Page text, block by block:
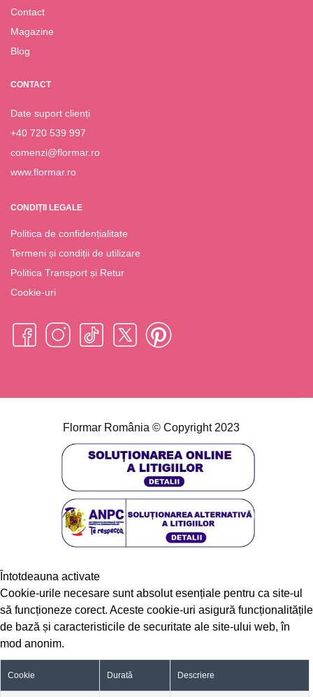
Contact
Magazine
Blog
CONTACT
Date suport clienți
+40 720 539 997
comenzi@flormar.ro
www.flormar.ro
CONDIȚII LEGALE
Politica de confidențialitate
Termeni și condiții de utilizare
Politica Transport și Retur
Cookie-uri
Flormar România © Copyright 2023
Privacy Overview
Acest site web folosește cookie-uri pentru a vă îmbunătăți
experiența în timp ce navigați pe site. Dintre acestea, cookie-
urile care sunt clasificate ca fiind necesare sunt stocate în
browser-ul dvs., deoarece sunt esențiale pentru funcționarea
Întotdeauna activate
Cookie-urile necesare sunt absolut esențiale pentru ca site-ul
să funcționeze corect. Aceste cookie-uri asigură funcționalitățile
de bază și caracteristicile de securitate ale site-ului web, în
mod anonim.
Cookie Durată Descriere